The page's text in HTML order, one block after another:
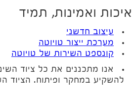
איכות ואמינות, תמיד
עיצוב חדשני
מערכת ייצור טויוטה
קונספט השירות של טויוטה
אנו מתכננים את כל ציוד
להשקיע במחקר ופיתוח. הציוד